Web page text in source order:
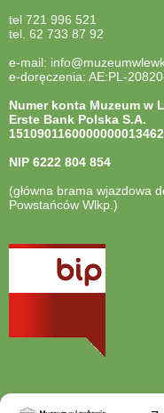
tel 721 996 521
tel. 62 733 87 92
e-mail:
e-doręczenia: AE:PL-
Numer konta Muzeum w
Erste Bank Polska S.A.
NIP 6222 804 854
(główna brama wjazdowa
Powstańców Wlkp.)
otwiera
nowej